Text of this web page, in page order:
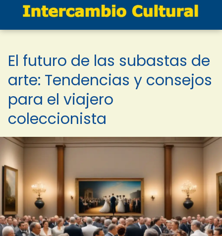
El futuro de las subastas de
arte: Tendencias y consejos
para el viajero
coleccionista